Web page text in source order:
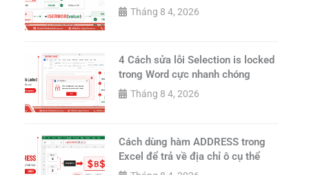
Tháng 8 4, 2026
4 Cách sửa lỗi Selection is locked
trong Word cực nhanh chóng
Tháng 8 4, 2026
Cách dùng hàm ADDRESS trong
Excel để trả về địa chỉ ô cụ thể